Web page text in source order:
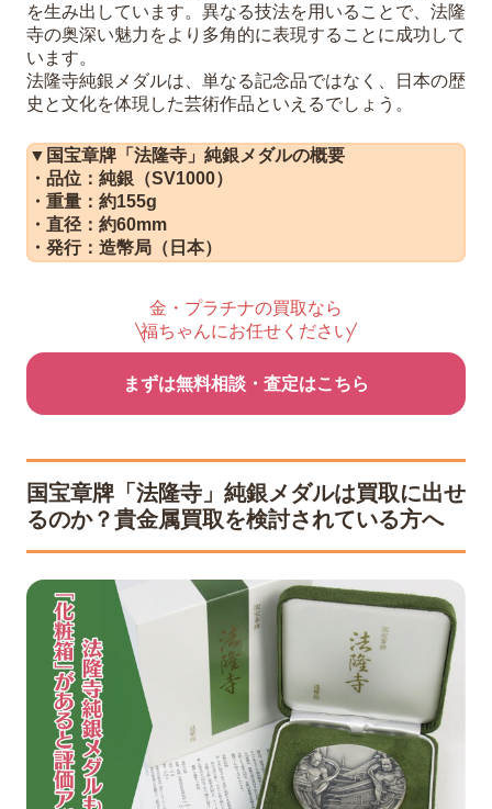
を生み出しています。異なる技法を用いることで、法隆
寺の奥深い魅力をより多角的に表現することに成功して
います。
法隆寺純銀メダルは、単なる記念品ではなく、日本の歴
史と文化を体現した芸術作品といえるでしょう。
▼国宝章牌「法隆寺」純銀メダルの概要
・品位：純銀（SV1000）
・重量：約155g
・直径：約60mm
・発行：造幣局（日本）
金・プラチナの買取なら
福ちゃんにお任せください
まずは無料相談・査定はこちら
国宝章牌「法隆寺」純銀メダルは買取に出せ
るのか？貴金属買取を検討されている方へ